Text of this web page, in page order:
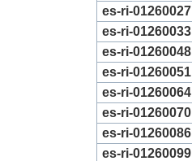
es-ri-01260027
es-ri-01260033
es-ri-01260048
es-ri-01260051
es-ri-01260064
es-ri-01260070
es-ri-01260086
es-ri-01260099